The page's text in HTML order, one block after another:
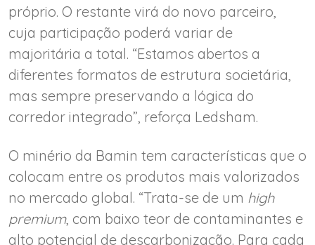
próprio. O restante virá do novo parceiro,
cuja participação poderá variar de
majoritária a total. “Estamos abertos a
diferentes formatos de estrutura societária,
mas sempre preservando a lógica do
corredor integrado”, reforça Ledsham.
O minério da Bamin tem características que o
colocam entre os produtos mais valorizados
no mercado global. “Trata-se de um high
premium, com baixo teor de contaminantes e
alto potencial de descarbonização. Para cada